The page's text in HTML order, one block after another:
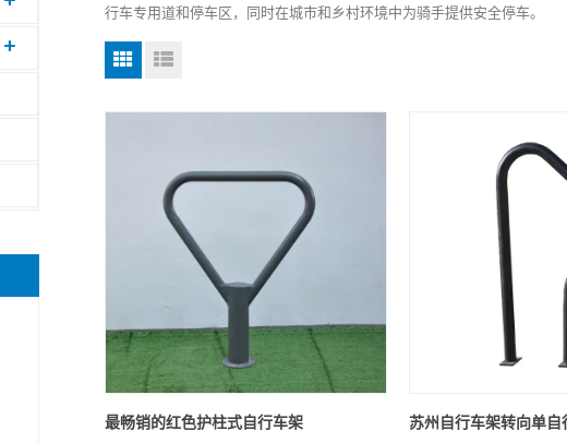
行车专用道和停车区，同时在城市和乡村环境中为骑手提供安全停车。
最畅销的红色护柱式自行车架 苏州自行车架转向单自